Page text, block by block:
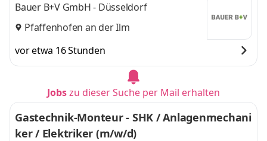
Bauer B+V GmbH - Düsseldorf
Pfaffenhofen an der Ilm
vor etwa 16 Stunden
Jobszu dieser Suche per Mail erhalten
Gastechnik-Monteur - SHK / Anlagenmechani
ker / Elektriker (m/w/d)